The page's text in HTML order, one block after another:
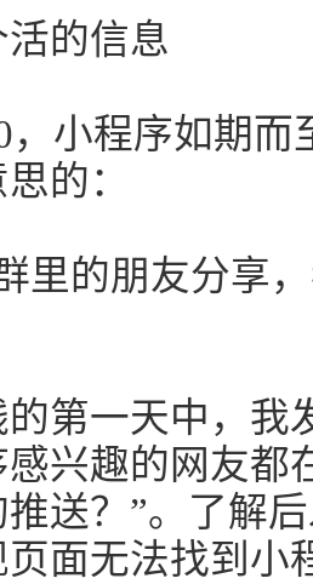
的信息
，小程序如期
的：
里的朋友分享
第一天中，我
兴趣的网友都
送？”。了解
面无法找到小